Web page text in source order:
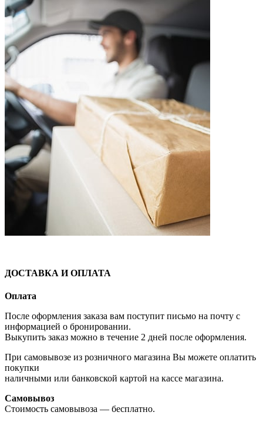
ДОСТАВКА И ОПЛАТА
Оплата
После оформления заказа вам поступит письмо на почту с
информацией о бронировании.
Выкупить заказ можно в течение 2 дней после оформления.
При самовывозе из розничного магазина Вы можете оплатить
покупки
наличными или банковской картой на кассе магазина.
Самовывоз
Стоимость самовывоза — бесплатно.